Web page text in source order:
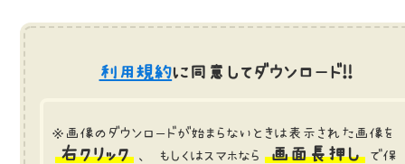
利用規約に同意してダウンロード!!
※画像のダウンロードが始まらないときは表示された画像を
右クリック 、 もしくはスマホなら 画面長押し
で保